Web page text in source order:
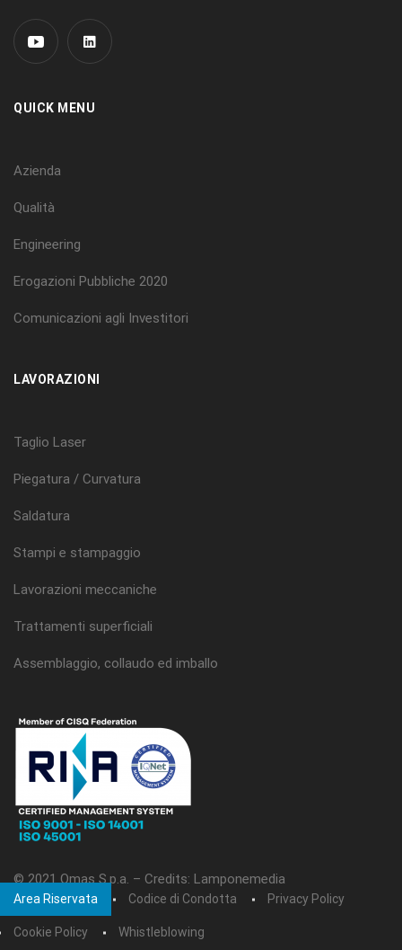
QUICK MENU
Azienda
Qualità
Engineering
Erogazioni Pubbliche 2020
Comunicazioni agli Investitori
LAVORAZIONI
Taglio Laser
Piegatura / Curvatura
Saldatura
Stampi e stampaggio
Lavorazioni meccaniche
Trattamenti superficiali
Assemblaggio, collaudo ed imballo
© 2021 Omas S.p.a. – Credits: Lamponemedia
Area Riservata Codice di Condotta Privacy Policy
Cookie Policy Whistleblowing